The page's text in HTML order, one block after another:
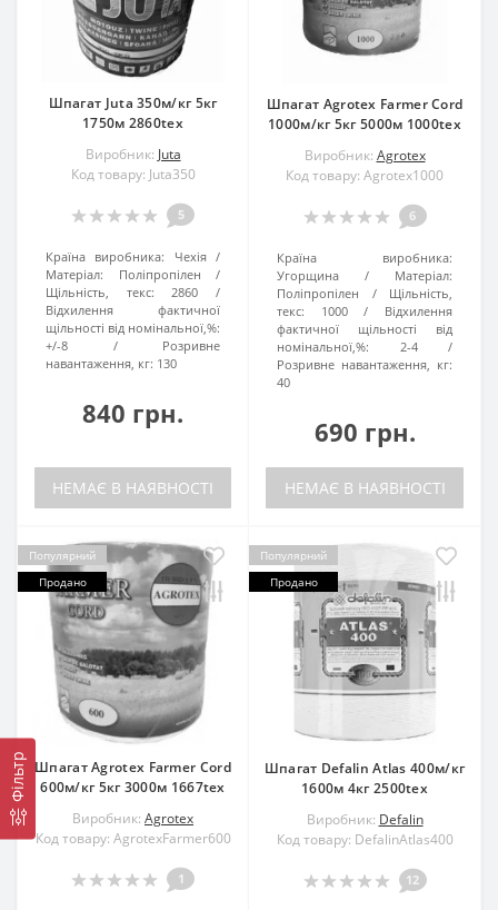
Фільтр
Шпагат Juta 350м/кг 5кг
1750м 2860tex
Виробник: Juta
Код товару: Juta350
5
Країна виробника:
Чехія
Матеріал:
Поліпропілен
Щільність, текс:
2860
Відхилення фактичної
щільності від номінальної,%:
+/-8
Розривне
навантаження, кг: 130
840 грн.
НЕМАЄ В НАЯВНОСТІ
Шпагат Agrotex Farmer Cord
1000м/кг 5кг 5000м 1000tex
Виробник: Agrotex
Код товару: Agrotex1000
6
Країна виробника:
Угорщина
Матеріал:
Поліпропілен
Щільність,
текс:
1000
Відхилення
фактичної щільності від
номінальної,%:
2-4
Розривне навантаження, кг:
40
690 грн.
НЕМАЄ В НАЯВНОСТІ
Популярний
Продано
Шпагат Agrotex Farmer Cord
600м/кг 5кг 3000м 1667tex
Виробник: Agrotex
Код товару: AgrotexFarmer600
1
Популярний
Продано
Шпагат Defalin Atlas 400м/кг
1600м 4кг 2500tex
Виробник: Defalin
Код товару: DefalinAtlas400
12